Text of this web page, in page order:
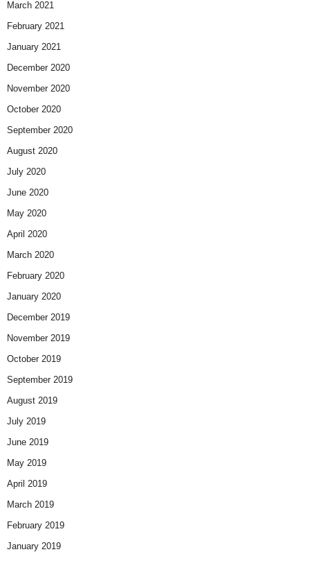
March 2021
February 2021
January 2021
December 2020
November 2020
October 2020
September 2020
August 2020
July 2020
June 2020
May 2020
April 2020
March 2020
February 2020
January 2020
December 2019
November 2019
October 2019
September 2019
August 2019
July 2019
June 2019
May 2019
April 2019
March 2019
February 2019
January 2019